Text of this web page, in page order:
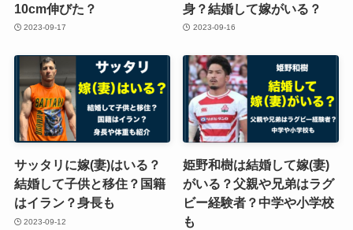
10cm伸びた？
2023-09-17
身？結婚して嫁がいる？
2023-09-16
サッタリに嫁(妻)はいる？
結婚して子供と移住？国籍
はイラン？身長も
2023-09-12
姫野和樹は結婚して嫁(妻)
がいる？父親や兄弟はラグ
ビー経験者？中学や小学校
も